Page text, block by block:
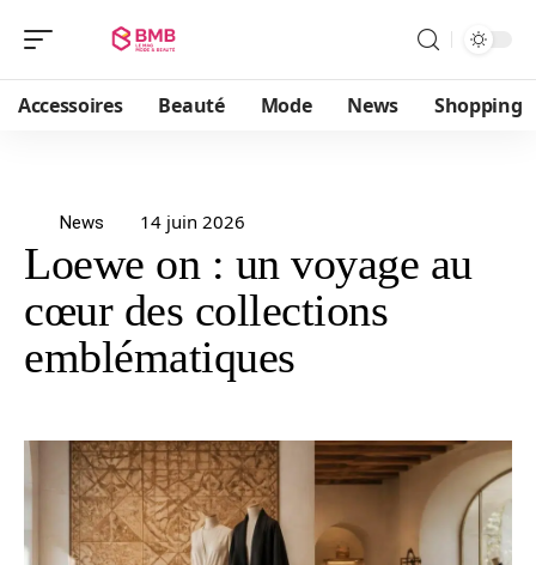
Accessoires Beauté Mode News Shopping
News 14 juin 2026
Loewe on : un voyage au
cœur des collections
emblématiques